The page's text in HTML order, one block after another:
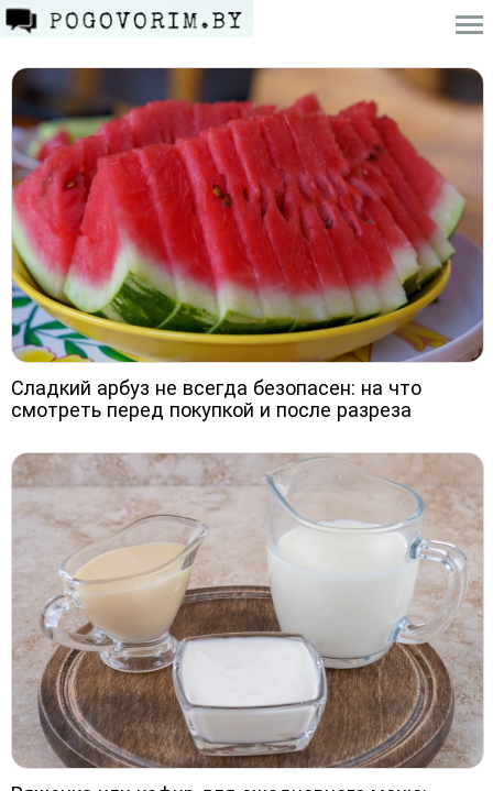
Сладкий арбуз не всегда безопасен: на что
смотреть перед покупкой и после разреза